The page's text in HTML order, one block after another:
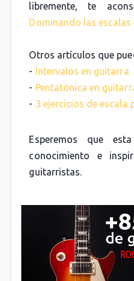
libremente, te
Dominando las
Otros artículos que
- Intervalos en guitarra
- Pentatónica en
- 3 ejercicios de escala
Esperemos que
conocimiento e
guitarristas.